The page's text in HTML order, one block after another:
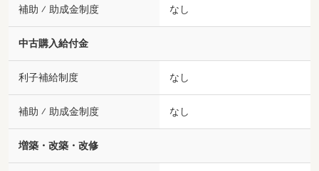
補助 ⁄ 助成金制度 なし
中古購入給付金
利子補給制度 なし
補助 ⁄ 助成金制度 なし
増築・改築・改修